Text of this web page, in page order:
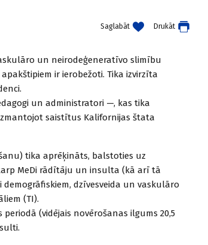
Saglabāt Drukāt
un neirodeģeneratīvo slimību
ir ierobežoti. Tika izvirzīta
un administratori —, kas tika
saistītus Kalifornijas štata
tika aprēķināts, balstoties uz
MeDi rādītāju un insulta (kā arī tā
dzīvesveida un vaskulāro
(TI).
periodā (vidējais novērošanas ilgums 20,5